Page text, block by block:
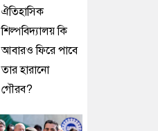
ঐতিহাসিক
শিল্পবিদ্যালয় কি
আবারও ফিরে পাবে
তার হারানো
গৌরব?